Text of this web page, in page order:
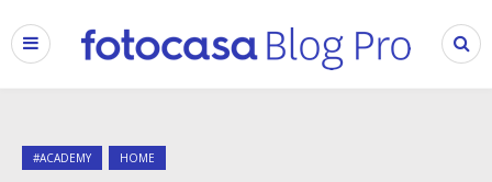
#ACADEMY HOME